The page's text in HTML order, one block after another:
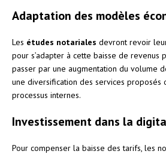
Adaptation des modèles
Les études notariales devront revoir
pour s’adapter à cette baisse de revenus
passer par une augmentation du volume
une diversification des services proposés
processus internes.
Investissement dans la
Pour compenser la baisse des tarifs, les